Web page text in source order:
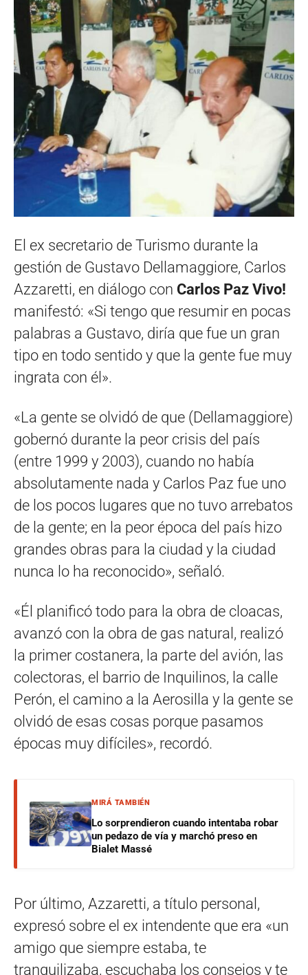
El ex secretario de Turismo durante la
gestión de Gustavo Dellamaggiore, Carlos
Azzaretti, en diálogo con Carlos Paz Vivo!
manifestó: «Si tengo que resumir en pocas
palabras a Gustavo, diría que fue un gran
tipo en todo sentido y que la gente fue muy
ingrata con él».
«La gente se olvidó de que (Dellamaggiore)
gobernó durante la peor crisis del país
(entre 1999 y 2003), cuando no había
absolutamente nada y Carlos Paz fue uno
de los pocos lugares que no tuvo arrebatos
de la gente; en la peor época del país hizo
grandes obras para la ciudad y la ciudad
nunca lo ha reconocido», señaló.
«Él planificó todo para la obra de cloacas,
avanzó con la obra de gas natural, realizó
la primer costanera, la parte del avión, las
colectoras, el barrio de Inquilinos, la calle
Perón, el camino a la Aerosilla y la gente se
olvidó de esas cosas porque pasamos
épocas muy difíciles», recordó.
MIRÁ TAMBIÉN
Lo sorprendieron cuando intentaba robar
un pedazo de vía y marchó preso en
Bialet Massé
Por último, Azzaretti, a título personal,
expresó sobre el ex intendente que era «un
amigo que siempre estaba, te
tranquilizaba, escuchaba los consejos y te